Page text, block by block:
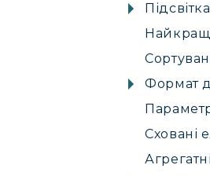
Підсвітка
Формат
Сховані